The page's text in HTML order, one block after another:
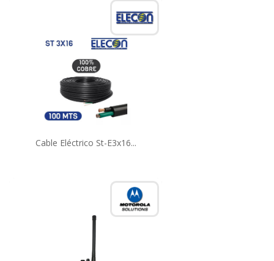
Cable Eléctrico St-E3x16...